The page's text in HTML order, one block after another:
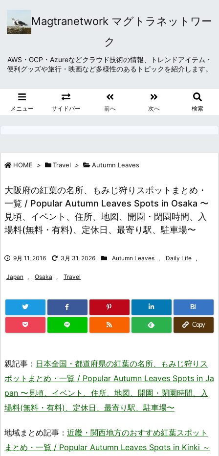
Magtranetwork マグトラネットワー
ク
AWS・GCP・Azureなどクラウド技術の情報、トレンドアイテム・
便利グッズや旅行・映画など多様性のあるトピックを紹介します。
メニュー サイドバー 前へ 次へ 検索
HOME > Travel > Autumn Leaves
大阪府の紅葉の名所、もみじ狩りスポットまとめ・
一覧 / Popular Autumn Leaves Spots in Osaka 〜
見頃、イベント、住所、地図、開園・閉園時間、入
場料(無料・有料)、定休日、最寄り駅、駐車場〜
9月 11, 2016 3月 31, 2026 Autumn Leaves , Daily Life ,
Japan , Osaka , Travel
B!
Copy
親記事： 日本全国・都道府県の紅葉の名所、もみじ狩りス
ポットまとめ・一覧 / Popular Autumn Leaves Spots in Ja
pan 〜見頃、イベント、住所、地図、開園・閉園時間、入
場料(無料・有料)、定休日、最寄り駅、駐車場〜
地域まとめ記事： 近畿・関西地方のおすすめ紅葉スポット
まとめ・一覧 / Popular Autumn Leaves Spots in Kinki ～